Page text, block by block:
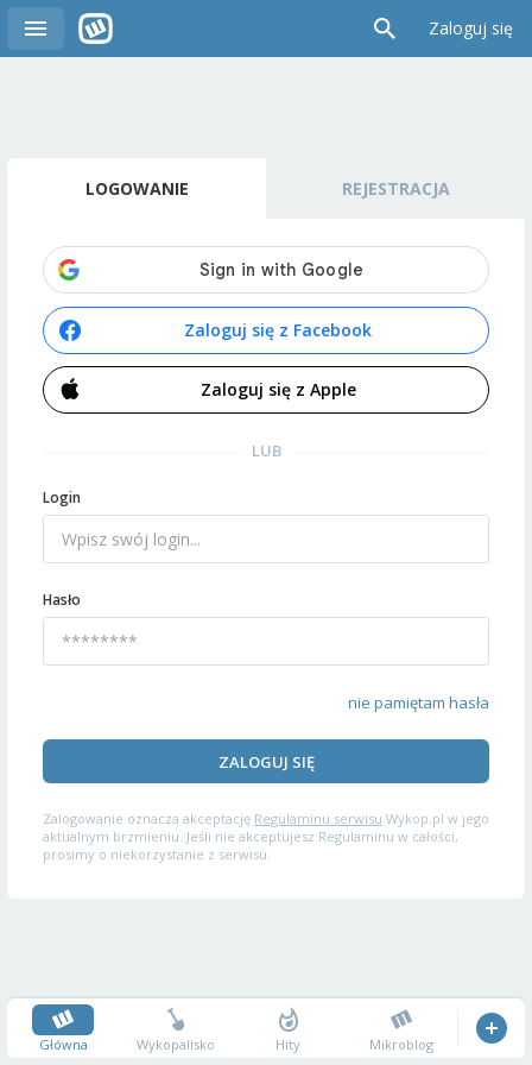
Zaloguj się
LOGOWANIE REJESTRACJA
Zaloguj się z Facebook
Zaloguj się z Apple
LUB
Login
Hasło
nie pamiętam hasła
ZALOGUJ SIĘ
Zalogowanie oznacza akceptację Regulaminu serwisu Wykop.pl w jego
aktualnym brzmieniu. Jeśli nie akceptujesz Regulaminu w całości,
prosimy o niekorzystanie z serwisu.
Główna Wykopalisko Hity Mikroblog